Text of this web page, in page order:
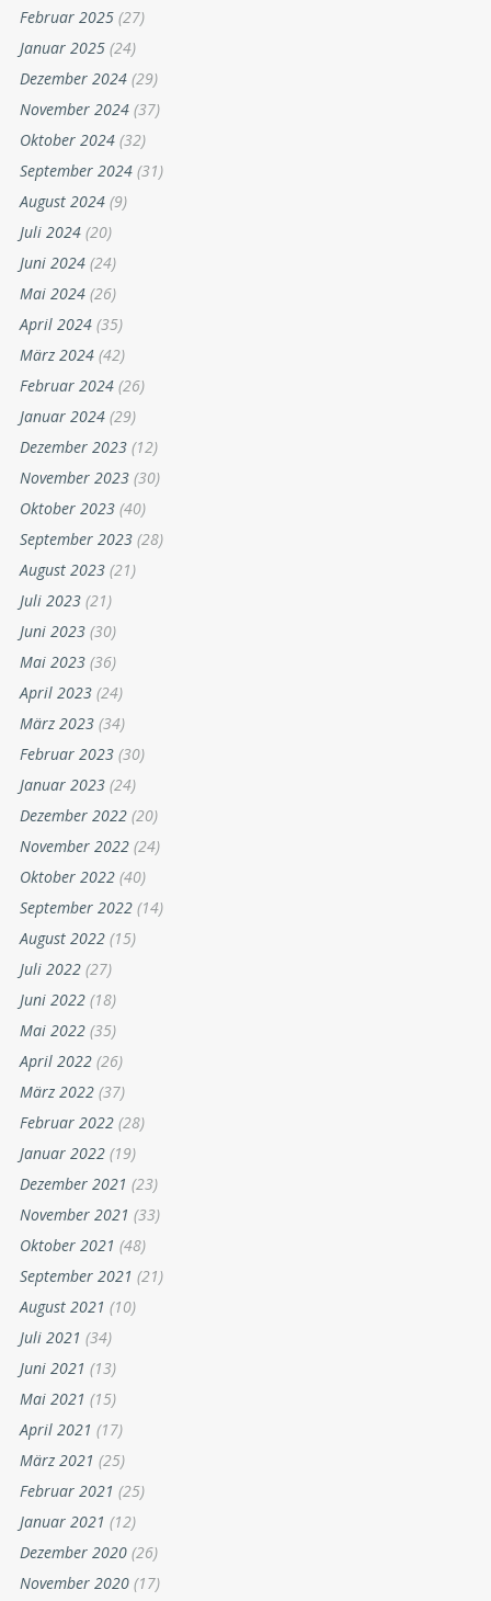
Februar 2025 (27)
Januar 2025 (24)
Dezember 2024 (29)
November 2024 (37)
Oktober 2024 (32)
September 2024 (31)
August 2024 (9)
Juli 2024 (20)
Juni 2024 (24)
Mai 2024 (26)
April 2024 (35)
März 2024 (42)
Februar 2024 (26)
Januar 2024 (29)
Dezember 2023 (12)
November 2023 (30)
Oktober 2023 (40)
September 2023 (28)
August 2023 (21)
Juli 2023 (21)
Juni 2023 (30)
Mai 2023 (36)
April 2023 (24)
März 2023 (34)
Februar 2023 (30)
Januar 2023 (24)
Dezember 2022 (20)
November 2022 (24)
Oktober 2022 (40)
September 2022 (14)
August 2022 (15)
Juli 2022 (27)
Juni 2022 (18)
Mai 2022 (35)
April 2022 (26)
März 2022 (37)
Februar 2022 (28)
Januar 2022 (19)
Dezember 2021 (23)
November 2021 (33)
Oktober 2021 (48)
September 2021 (21)
August 2021 (10)
Juli 2021 (34)
Juni 2021 (13)
Mai 2021 (15)
April 2021 (17)
März 2021 (25)
Februar 2021 (25)
Januar 2021 (12)
Dezember 2020 (26)
November 2020 (17)